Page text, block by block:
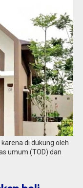
di dukung oleh
umum (TOD) dan